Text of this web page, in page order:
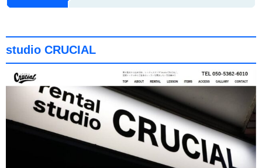
studio CRUCIAL